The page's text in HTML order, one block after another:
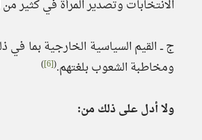
الانتخابات وتصدير المرأة في كثير من
ج ــ القيم السياسية الخارجية بما في
ومخاطبة الشعوب بلغتهم.(
[6]
)
ولا أدل على ذلك من: